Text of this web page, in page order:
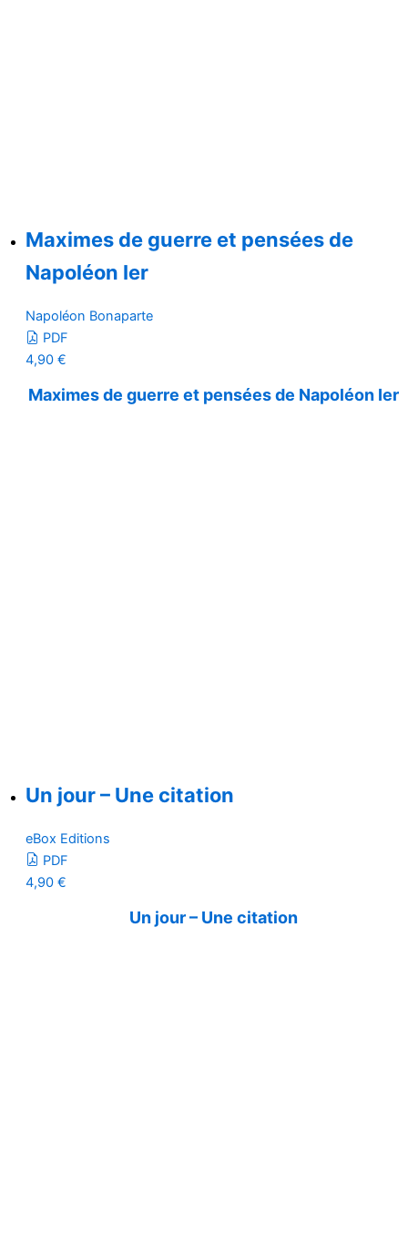
Maximes de guerre et pensées de
Napoléon Ier
Napoléon Bonaparte
PDF
4,90 €
Maximes de guerre et pensées de Napoléon Ier
Un jour – Une citation
eBox Editions
PDF
4,90 €
Un jour – Une citation